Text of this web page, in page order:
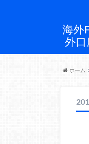
海外
外口
ホーム